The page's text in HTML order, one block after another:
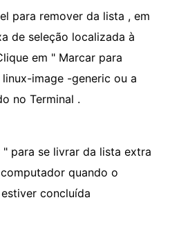
para remover da lista , em
de seleção localizada à
em " Marcar para
image -generic ou a
no Terminal .
" para se livrar da lista extra
quando o
concluída